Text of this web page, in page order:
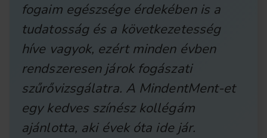
fogaim egészsége érdekében is a
tudatosság és a következetesség
híve vagyok, ezért minden évben
rendszeresen járok fogászati
szűrővizsgálatra. A MindentMent-et
egy kedves színész kollégám
ajánlotta, aki évek óta ide jár.